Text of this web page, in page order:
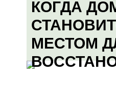
КОГДА
МЕСТОМ